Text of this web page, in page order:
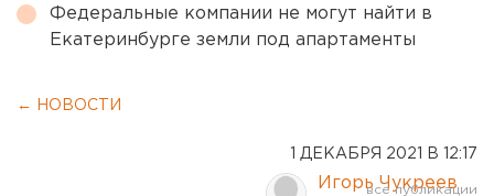
Федеральные компании не могут найти в
Екатеринбурге земли под апартаменты
← НОВОСТИ
1 ДЕКАБРЯ 2021 В 12:17
Игорь Чукреев